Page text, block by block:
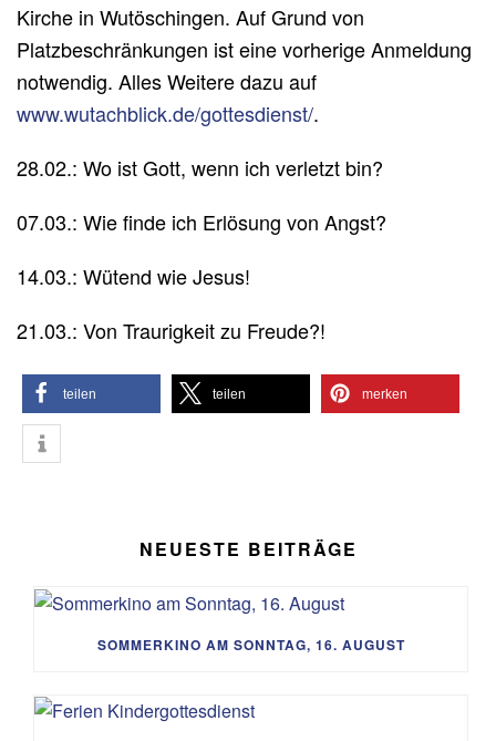
Kirche in Wutöschingen. Auf Grund von
Platzbeschränkungen ist eine vorherige Anmeldung
notwendig. Alles Weitere dazu auf
www.wutachblick.de/gottesdienst/.
28.02.: Wo ist Gott, wenn ich verletzt bin?
07.03.: Wie finde ich Erlösung von Angst?
14.03.: Wütend wie Jesus!
21.03.: Von Traurigkeit zu Freude?!
teilen teilen merken
NEUESTE BEITRÄGE
SOMMERKINO AM SONNTAG, 16. AUGUST